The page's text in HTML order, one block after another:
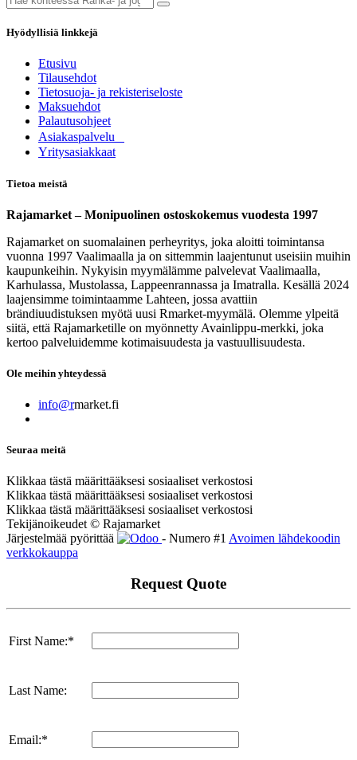
Hyödyllisiä linkkejä
Etusivu
Tilausehdot
Tietosuoja- ja rekisteriseloste
Maksuehdot
Palautusohjeet
Asia​k​aspalvelu
​Yritysasiakkaat
Tietoa meistä
Rajamarket – Monipuolinen ostoskokemus vuodesta 1997
Rajamarket on suomalainen perheyritys, joka aloitti toimintansa
vuonna 1997 Vaalimaalla ja on sittemmin laajentunut useisiin muihin
kaupunkeihin. Nykyisin myymälämme palvelevat Vaalimaalla,
Karhulassa, Mustolassa, Lappeenrannassa ja Imatralla. Kesällä 2024
laajensimme toimintaamme Lahteen, jossa avattiin
brändiuudistuksen myötä uusi Rmarket-myymälä. Olemme ylpeitä
siitä, että Rajamarketille on myönnetty Avainlippu-merkki, joka
kertoo palveluidemme kotimaisuudesta ja vastuullisuudesta.
Ole meihin yhteydessä
info@rmarket.fi
Seuraa meitä
Klikkaa tästä määrittääksesi sosiaaliset verkostosi
Klikkaa tästä määrittääksesi sosiaaliset verkostosi
Klikkaa tästä määrittääksesi sosiaaliset verkostosi
Tekijänoikeudet © Rajamarket
Järjestelmää pyörittää
- Numero #1 Avoimen lähdekoodin
verkkokauppa
Request Quote
First Name:*
Last Name:
Email:*